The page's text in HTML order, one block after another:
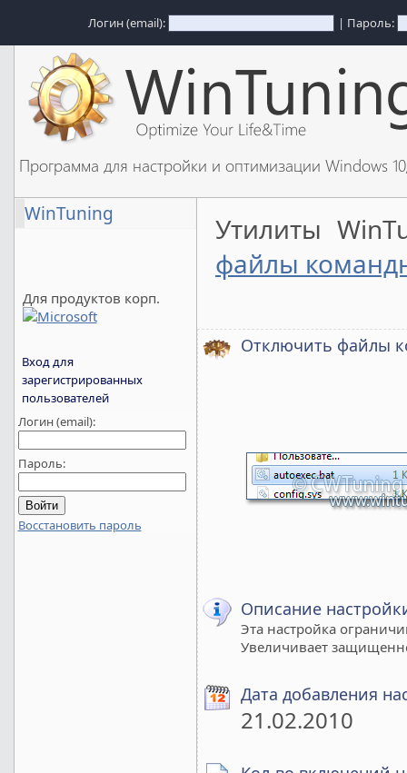
Логин (email): | Пароль:
Программа для настройки и оптимизации Windows
WinTuning
Для продуктов корп.
Вход для
зарегистрированных
пользователей
Логин (email):
Пароль:
Восстановить пароль
Утилиты
файлы
Отключить файлы
Описание
Эта настройка
Увеличивает
Дата добавления
21.02.2010